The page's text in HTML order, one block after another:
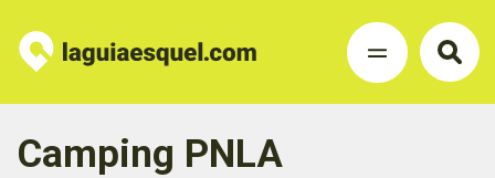
Camping PNLA